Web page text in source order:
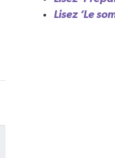
Lisez ‘Le